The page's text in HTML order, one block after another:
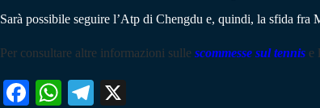
Sarà possibile seguire l’Atp di Chengdu e, quindi, la sfida fra
Per consultare altre informazioni sulle scommesse sul tennis e
Fa W
Te